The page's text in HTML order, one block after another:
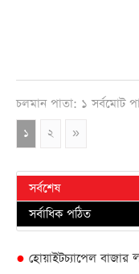
চলমান পাতা: ১ সর্বমোট
১ ২ »
সর্বশেষ
সর্বাধিক পঠিত
● হোয়াইটচ্যাপেল বাজার